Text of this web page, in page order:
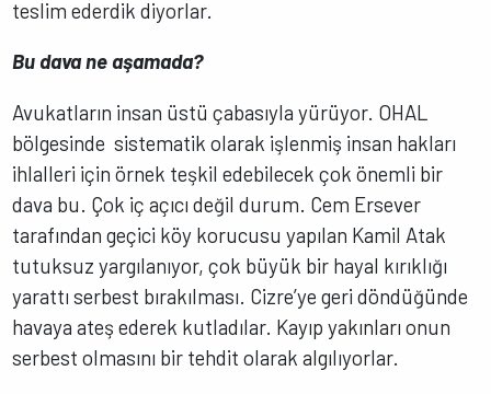
teslim ederdik diyorlar.
Bu dava ne aşamada?
Avukatların insan üstü çabasıyla yürüyor. OHAL
bölgesinde sistematik olarak işlenmiş insan hakları
ihlalleri için örnek teşkil edebilecek çok önemli bir
dava bu. Çok iç açıcı değil durum. Cem Ersever
tarafından geçici köy korucusu yapılan Kamil Atak
tutuksuz yargılanıyor, çok büyük bir hayal kırıklığı
yarattı serbest bırakılması. Cizre’ye geri döndüğünde
havaya ateş ederek kutladılar. Kayıp yakınları onun
serbest olmasını bir tehdit olarak algılıyorlar.